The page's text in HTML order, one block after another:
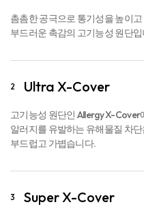
촘촘한 공극으로 통기성을 높이
부드러운 촉감의 고기능성 원단
2 Ultra X-Cover
고기능성 원단인 Allergy X-
알러지를 유발하는 유해물질 차
부드럽고 가볍습니다.
3 Super X-Cover